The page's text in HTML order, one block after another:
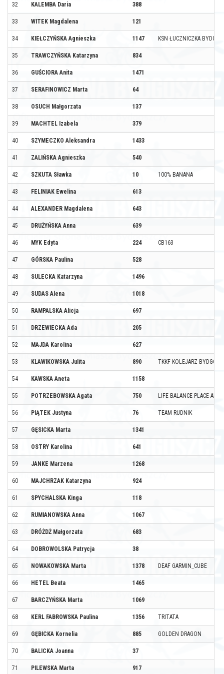
32 KALEMBA Daria 388
33 WITEK Magdalena 121
34 KIEŁCZYŃSKA Agnieszka 1147 KSN ŁUCZNICZKA
35 TRAWCZYŃSKA Katarzyna 834
36 GUŚCIORA Anita 1471
37 SERAFINOWICZ Marta 64
38 OSUCH Małgorzata 137
39 MACHTEL Izabela 379
40 SZYMECZKO Aleksandra 1433
41 ZALIŃSKA Agnieszka 540
42 SZKUTA Sławka 10 100% BANANA
43 FELINIAK Ewelina 613
44 ALEXANDER Magdalena 643
45 DRUŻYŃSKA Anna 639
46 MYK Edyta 224 CB163
47 GÓRSKA Paulina 528
48 SULECKA Katarzyna 1496
49 SUDAS Alena 1018
50 RAMPALSKA Alicja 697
51 DRZEWIECKA Ada 205
52 MAJDA Karolina 627
53 KLAWIKOWSKA Julita 890 TKKF KOLEJARZ
54 KAWSKA Aneta 1158
55 POTRZEBOWSKA Agata 750 LIFE BALANCE PLACE AND
56 PIĄTEK Justyna 76 TEAM RUDNIK
57 GĘSICKA Marta 1341
58 OSTRY Karolina 641
59 JANKE Marzena 1268
60 MAJCHRZAK Katarzyna 924
61 SPYCHALSKA Kinga 118
62 RUMIANOWSKA Anna 1067
63 DRÓŻDŻ Małgorzata 683
64 DOBROWOLSKA Patrycja 38
65 NOWAKOWSKA Marta 1378 DEAF GARMIN_CUBE
66 HETEL Beata 1465
67 BARCZYŃSKA Marta 1069
68 KERL FABROWSKA Paulina 1356 TRITATA
69 GĘBICKA Kornelia 885 GOLDEN DRAGON
70 BALICKA Joanna 37
71 PILEWSKA Marta 917